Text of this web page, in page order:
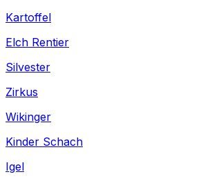
Kartoffel
Elch Rentier
Silvester
Zirkus
Wikinger
Kinder Schach
Igel